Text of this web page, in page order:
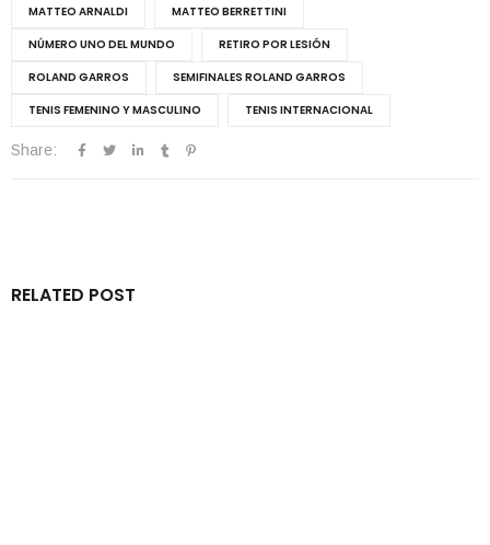
MATTEO ARNALDI
MATTEO BERRETTINI
NÚMERO UNO DEL MUNDO
RETIRO POR LESIÓN
ROLAND GARROS
SEMIFINALES ROLAND GARROS
TENIS FEMENINO Y MASCULINO
TENIS INTERNACIONAL
Share:
RELATED POST